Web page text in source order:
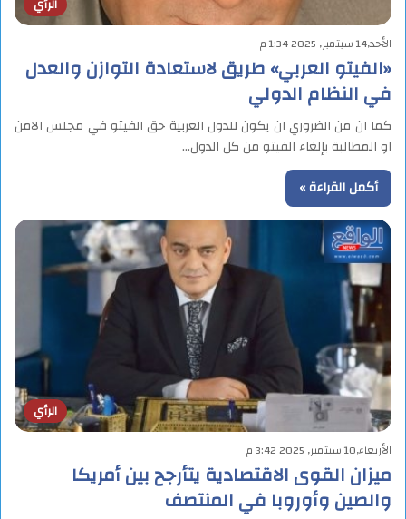
الأحد,14 سبتمبر, 2025 1:34 م
«الفيتو العربي» طريق لاستعادة التوازن والعدل
في النظام الدولي
كما ان من الضروري ان يكون للدول العربية حق الفيتو في مجلس الامن
او المطالبة بإلغاء الفيتو من كل الدول…
أكمل القراءة »
الرأي
الأربعاء,10 سبتمبر, 2025 3:42 م
ميزان القوى الاقتصادية يتأرجح بين أمريكا
والصين وأوروبا في المنتصف